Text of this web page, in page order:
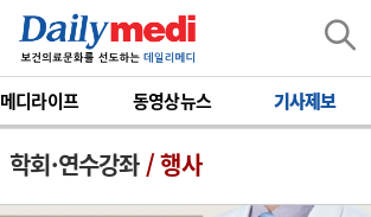
메디라이프 동영상뉴스 기사제보
학회·연수강좌/ 행사